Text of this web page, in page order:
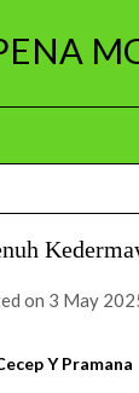
on 3 May
Y Pramana